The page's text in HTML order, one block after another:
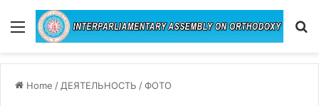
Menu
Home / ДЕЯТЕЛЬНОСТЬ /ФОТО